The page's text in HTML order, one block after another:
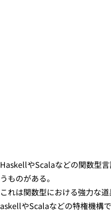
HaskellやScalaなどの関数型
うものがある。
これは関数型における強力な
askellやScalaなどの特権機構で